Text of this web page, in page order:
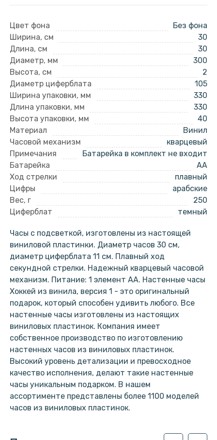
Цвет фона
Без фона
Ширина, см
30
Длина, см
30
Диаметр, мм
300
Высота, см
2
Диаметр циферблата
105
Ширина упаковки, мм
330
Длина упаковки, мм
330
Высота упаковки, мм
40
Материал
Винил
Часовой механизм
кварцевый
Примечания
Батарейка в комплект не входит
Батарейка
AA
Ход стрелки
плавный
Цифры
арабские
Вес, г
250
Циферблат
темный
Часы с подсветкой, изготовлены из настоящей
виниловой пластинки. Диаметр часов 30 см,
диаметр циферблата 11 см. Плавный ход
секундной стрелки. Надежный кварцевый часовой
механизм. Питание: 1 элемент АА. Настенные часы
Хоккей из винила, версия 1 - это оригинальный
подарок, который способен удивить любого. Все
настенные часы изготовлены из настоящих
виниловых пластинок. Компания имеет
собственное производство по изготовлению
настенных часов из виниловых пластинок.
Высокий уровень детализации и превосходное
качество исполнения, делают такие настенные
часы уникальным подарком. В нашем
ассортименте представлены более 1100 моделей
часов из виниловых пластинок.